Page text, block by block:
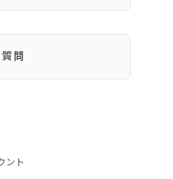
問
ント